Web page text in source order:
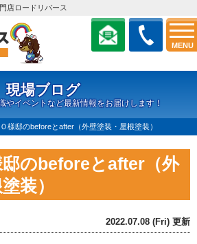
MENU
店ロードリバース
現場ブログ
やイベントなど最新情報をお届けします！
様邸のbeforeとafter（外壁塗装・屋根塗装）
のbeforeとafter（外
装）
2022.07.08 (Fri) 更新